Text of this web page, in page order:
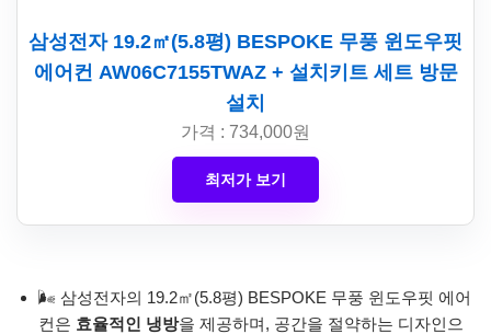
삼성전자 19.2㎡(5.8평) BESPOKE 무풍 윈도우핏
에어컨 AW06C7155TWAZ + 설치키트 세트 방문
설치
가격 : 734,000원
최저가 보기
🌬️ 삼성전자의 19.2㎡(5.8평) BESPOKE 무풍 윈도우핏 에어
컨은 효율적인 냉방을 제공하며, 공간을 절약하는 디자인으